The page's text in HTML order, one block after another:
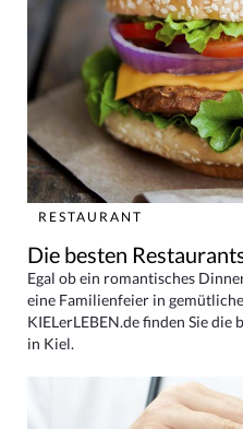
RESTAURANT
Die besten
Egal ob ein romantisches
eine Familienfeier in
KIELerLEBEN.de finden Sie
in Kiel.